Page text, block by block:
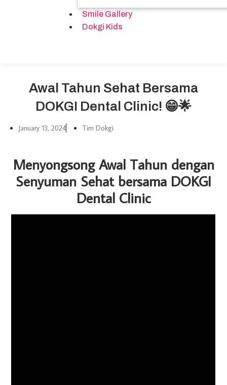
Smile Gallery
Dokgi Kids
Awal Tahun Sehat Bersama
DOKGI Dental Clinic! 😁🌟
January 13, 2024 Tim Dokgi
Menyongsong Awal Tahun dengan
Senyuman Sehat bersama DOKGI
Dental Clinic